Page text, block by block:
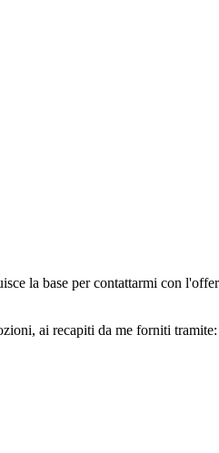
la base per contattarmi con
ai recapiti da me forniti tramite: